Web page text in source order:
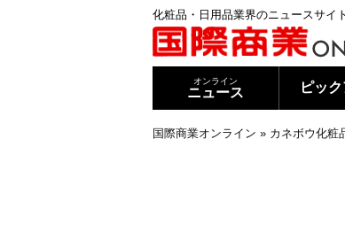
化粧品・日用品業界のニュースサイト
オンライン
ニュース ピッ
国際商業オンライン » カネボウ化粧